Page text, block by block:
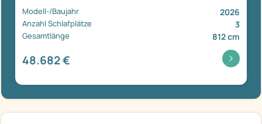
Modell-/Baujahr 2026
Anzahl Schlafplätze 3
Gesamtlänge 812 cm
48.682 €